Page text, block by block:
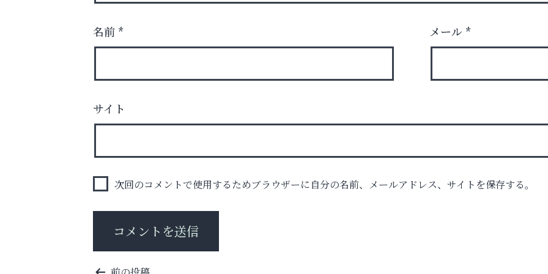
査定のプロが心を込めて出張査定
ご不要品の売却はトレファク出張買取へ
名前 * メール *
サイト
次回のコメントで使用するためブラウザーに自分の名前、メールアドレス、サイトを保存する。